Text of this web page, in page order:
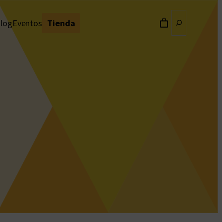
Eventos Tienda